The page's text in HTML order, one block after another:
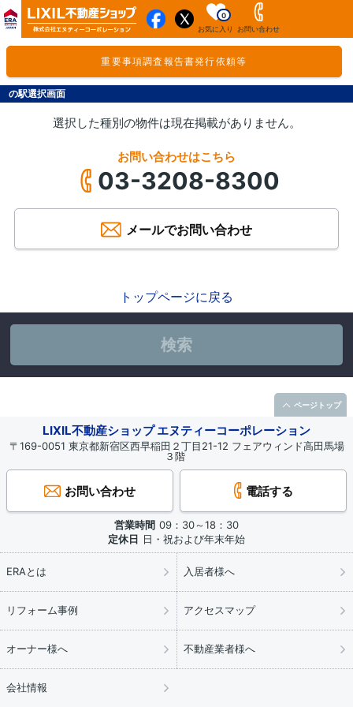
お気に入り
0
お問い合わせ
重要事項調査報告書発行依頼等
の駅選択画面
選択した種別の物件は現在掲載がありません。
お問い合わせはこちら
03-3208-8300
メールでお問い合わせ
トップページに戻る
検索
LIXIL不動産ショップ エヌティーコーポレーション
〒169-0051 東京都新宿区西早稲田２丁目21-12 フェアウィンド高田馬場
３階
お問い合わせ 電話する
営業時間 09：30～18：30
定休日 日・祝および年末年始
ERAとは 入居者様へ
リフォーム事例 アクセスマップ
オーナー様へ 不動産業者様へ
会社情報
ページトップ